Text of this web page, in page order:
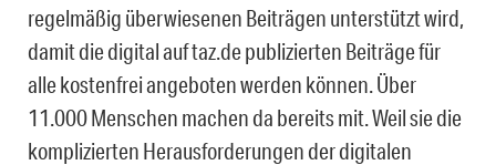
regelmäßig überwiesenen Beiträgen unterstützt wird,
damit die digital auf taz.de publizierten Beiträge für
alle kostenfrei angeboten werden können. Über
11.000 Menschen machen da bereits mit. Weil sie die
komplizierten Herausforderungen der digitalen